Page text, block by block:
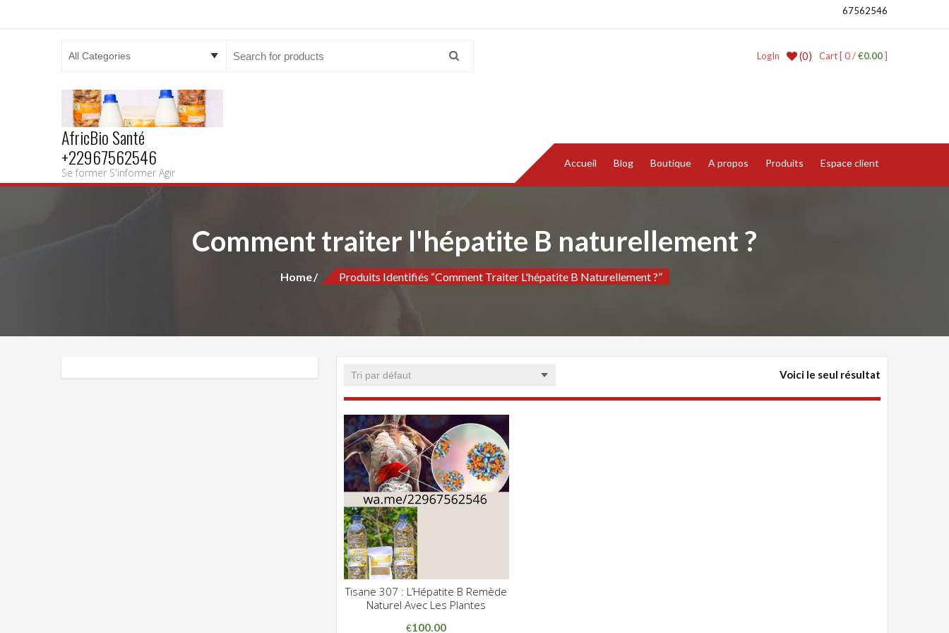
67562546
Cart [ 0 /€0.00]
(0)
LogIn
AfricBio Santé
+22967562546
Se former S'informer Agir
Accueil Blog Boutique A propos Produits Espace client
Comment traiter l'hépatite B naturellement ?
Home Produits Identifiés “Comment Traiter L'hépatite B Naturellement ?”
Voici le seul résultat
CLIQUEZ POUR VOIR
ADD WISHLIST
Tisane 307 : L’Hépatite B Remède
Naturel Avec Les Plantes
€100.00